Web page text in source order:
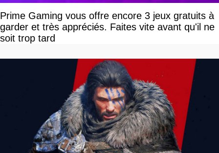
Prime Gaming vous offre encore 3 jeux gratuits à
garder et très appréciés. Faites vite avant qu'il ne
soit trop tard